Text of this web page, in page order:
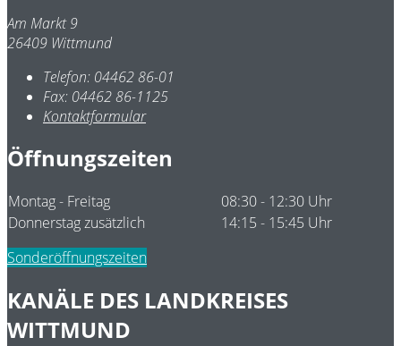
Am Markt 9
26409 Wittmund
Telefon: 04462 86-01
Fax: 04462 86-1125
Kontaktformular
Öffnungszeiten
Montag - Freitag
08:30 - 12:30 Uhr
Donnerstag zusätzlich
14:15 - 15:45 Uhr
Sonderöffnungszeiten
KANÄLE DES LANDKREISES
WITTMUND